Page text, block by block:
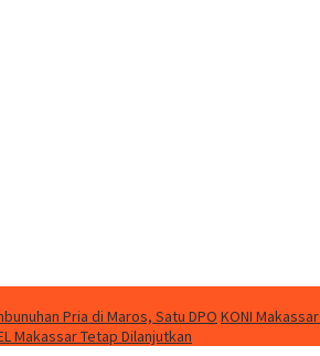
Pria di Maros, Satu DPO KONI
Makassar Tetap Dilanjutkan